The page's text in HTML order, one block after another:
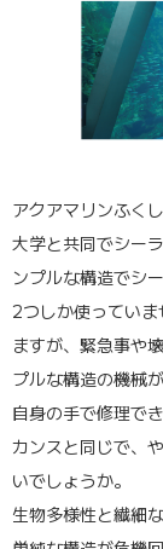
アクアマリンふく
大学と共同でシー
ンプルな構造でシ
2つしか使ってい
ますが、緊急事や
プルな構造の機械
自身の手で修理で
カンスと同じで、
いでしょうか。
生物多様性と繊細